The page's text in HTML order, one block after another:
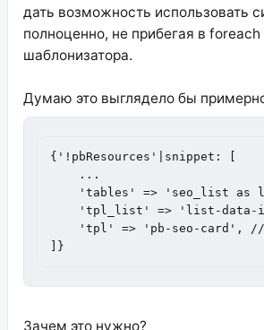
дать возможность использовать
полноценно, не прибегая в
шаблонизатора.
Думаю это выглядело бы
{'!pbResources'|snippet: [
    ...
'tables' => 'seo_list as
'tpl_list' => 'list-
'tpl' => 'pb-seo-card',
]}
Зачем это нужно?